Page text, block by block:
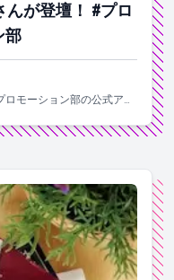
が登壇！ #プロ
部
モーション部の公式アカ